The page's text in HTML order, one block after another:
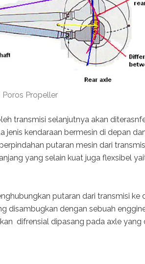
Poros Propeller
transmisi selanjutnya akan
jenis kendaraan bermesin di depan
putaran mesin dari
yang selain kuat juga flexsibel
putaran dari transmisi ke
disambugkan dengan sebuah
difrensial dipasang pada axle yang